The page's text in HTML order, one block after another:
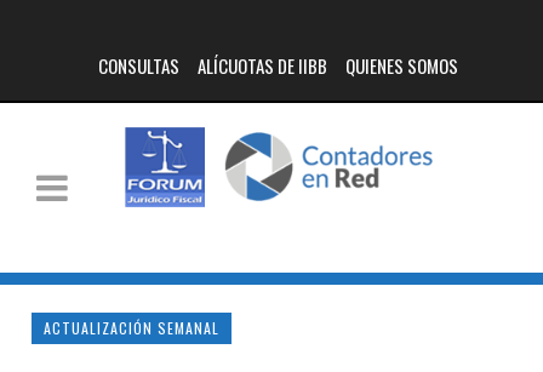
CONSULTAS ALÍCUOTAS DE IIBB QUIENES SOMOS
ACTUALIZACIÓN SEMANAL